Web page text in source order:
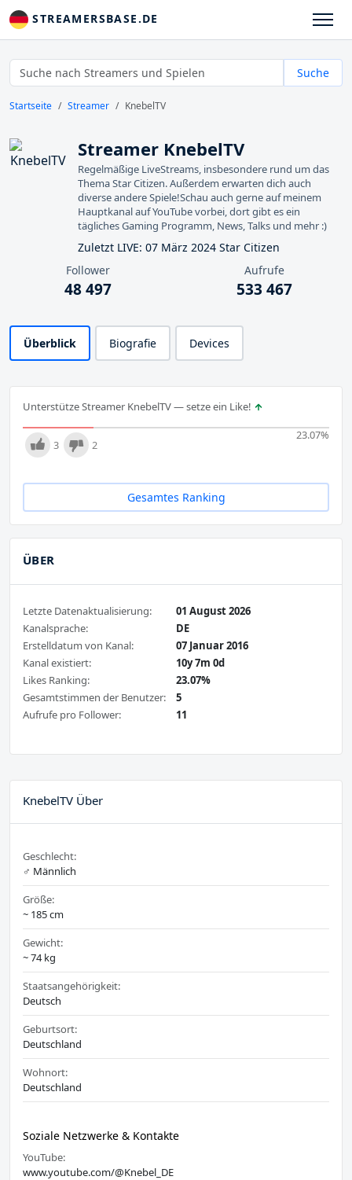
STREAMERSBASE.DE
Suche
Startseite Streamer KnebelTV
Streamer KnebelTV
Regelmäßige LiveStreams, insbesondere rund um das
Thema Star Citizen. Außerdem erwarten dich auch
diverse andere Spiele!Schau auch gerne auf meinem
Hauptkanal auf YouTube vorbei, dort gibt es ein
tägliches Gaming Programm, News, Talks und mehr :)
Zuletzt LIVE: 07 März 2024 Star Citizen
Follower
48 497
Aufrufe
533 467
Überblick Biografie Devices
Unterstütze Streamer KnebelTV — setze ein Like!
23.07%
3 2
Gesamtes Ranking
ÜBER
Letzte Datenaktualisierung:
01 August 2026
Kanalsprache:
DE
Erstelldatum von Kanal:
07 Januar 2016
Kanal existiert:
10y 7m 0d
Likes Ranking:
23.07%
Gesamtstimmen der Benutzer:
5
Aufrufe pro Follower:
11
KnebelTV Über
Geschlecht:
♂️ Männlich
Größe:
~ 185 cm
Gewicht:
~ 74 kg
Staatsangehörigkeit:
Deutsch
Geburtsort:
Deutschland
Wohnort:
Deutschland
Soziale Netzwerke & Kontakte
YouTube:
www.youtube.com/@Knebel_DE